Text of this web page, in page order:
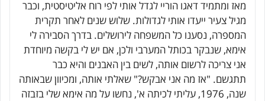
מאז ומתמיד דאגו הוריי לגדל אותי לפי רוח אליטיסטית, וכבר
מגיל צעיר ייעדו אותי לגדולות. שלוש שנים לאחר תקרית
המספרה, נסענו כל המשפחה לירושלים. בדרך הסבירה לי
אימא, שנבקר בכותל המערבי ולכן, אם יש לי בקשה מיוחדת
אני צריכה לרשום אותה, לשים בין האבנים והיא כבר
תתגשם. "אז מה אני אבקש?" שאלתי אותה, ומכיוון שבאותה
שנה, 1976, עליתי לכיתה א', נחשו על מה אימא שלי בזבזה